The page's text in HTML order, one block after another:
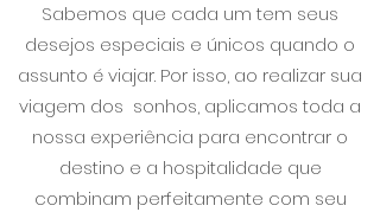
Sabemos que cada um tem seus
desejos especiais e únicos quando o
assunto é viajar. Por isso, ao realizar sua
viagem dos sonhos, aplicamos toda a
nossa experiência para encontrar o
destino e a hospitalidade que
combinam perfeitamente com seu